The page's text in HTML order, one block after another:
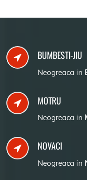
BUMBESTI-JIU
Neogreaca in
MOTRU
Neogreaca in
NOVACI
Neogreaca in